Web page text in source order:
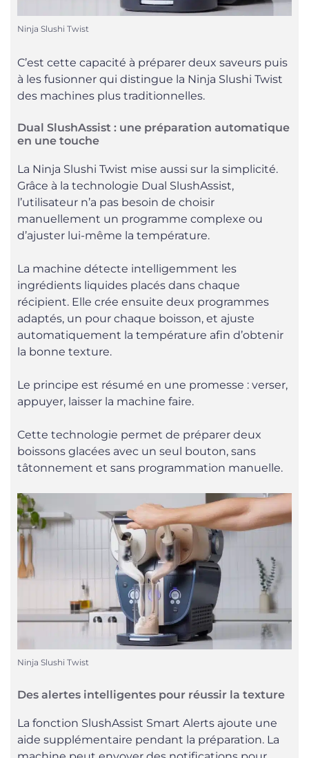
Ninja Slushi Twist
C’est cette capacité à préparer deux saveurs puis
à les fusionner qui distingue la Ninja Slushi Twist
des machines plus traditionnelles.
Dual SlushAssist : une préparation automatique
en une touche
La Ninja Slushi Twist mise aussi sur la simplicité.
Grâce à la technologie Dual SlushAssist,
l’utilisateur n’a pas besoin de choisir
manuellement un programme complexe ou
d’ajuster lui-même la température.
La machine détecte intelligemment les
ingrédients liquides placés dans chaque
récipient. Elle crée ensuite deux programmes
adaptés, un pour chaque boisson, et ajuste
automatiquement la température afin d’obtenir
la bonne texture.
Le principe est résumé en une promesse : verser,
appuyer, laisser la machine faire.
Cette technologie permet de préparer deux
boissons glacées avec un seul bouton, sans
tâtonnement et sans programmation manuelle.
Ninja Slushi Twist
Des alertes intelligentes pour réussir la texture
La fonction SlushAssist Smart Alerts ajoute une
aide supplémentaire pendant la préparation. La